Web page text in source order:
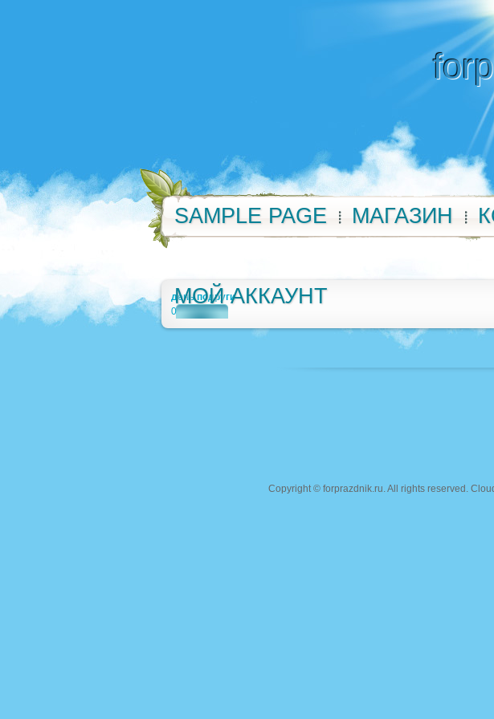
SAMPLE PAGE МАГАЗИН
МОЙ АККАУНТ
день подруги
0
Copyright © forprazdnik.ru. All rights reserved.